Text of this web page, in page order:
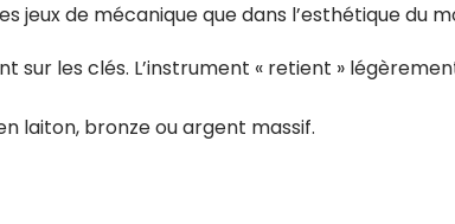
jeux de mécanique que dans l’esthétique du
sur les clés. L’instrument « retient »
laiton, bronze ou argent massif.